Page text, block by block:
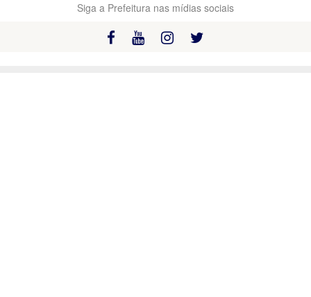
Siga a Prefeitura nas mídias sociais